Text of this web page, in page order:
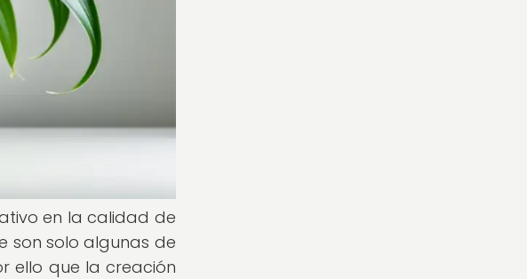
en la calidad de
son solo algunas de
ello que la creación